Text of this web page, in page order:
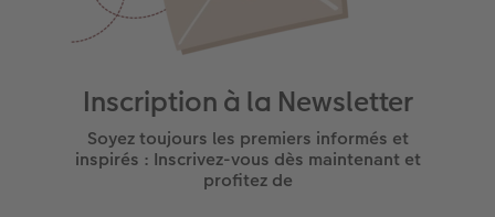
Inscription à la Newsletter
Soyez toujours les premiers informés et
inspirés : Inscrivez-vous dès maintenant et
profitez de